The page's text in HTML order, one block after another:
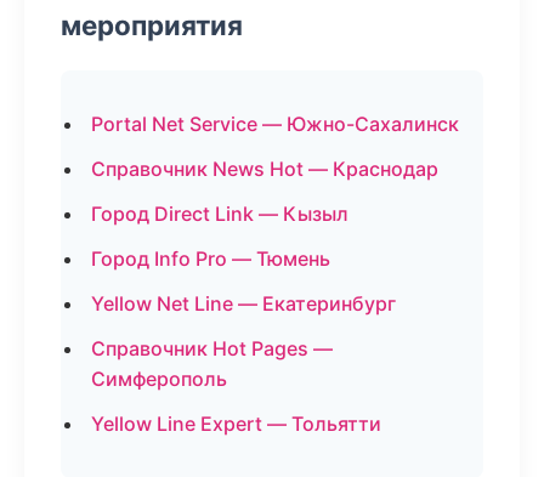
мероприятия
Portal Net Service — Южно-Сахалинск
Справочник News Hot — Краснодар
Город Direct Link — Кызыл
Город Info Pro — Тюмень
Yellow Net Line — Екатеринбург
Справочник Hot Pages —
Симферополь
Yellow Line Expert — Тольятти